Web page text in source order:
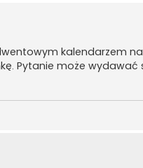
kalendarzem
Pytanie może wydawać